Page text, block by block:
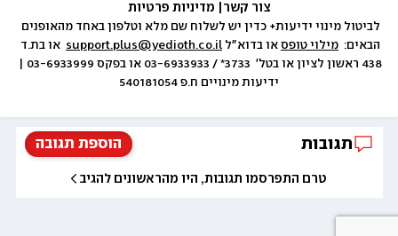
צור קשר
הבאים: מילוי טופס או בדוא״ל support.plus@yedioth.co.il
ידיעות מינויים ח.פ 540181054
הוספת תגובה תגובות
טרם התפרסמו תגובות, היו מהראשונים להגיב